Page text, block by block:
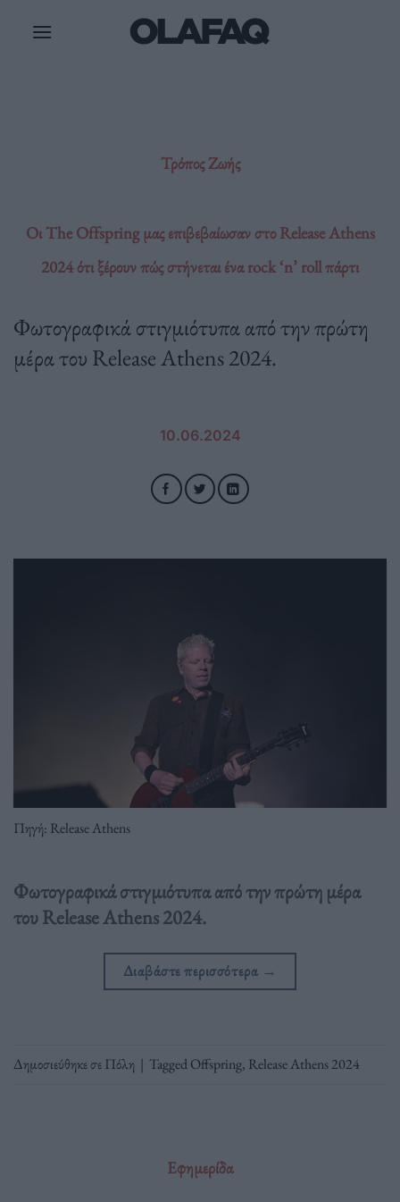
Τρόπος Ζωής
Οι The Offspring μας επιβεβαίωσαν στο Release Athens
2024 ότι ξέρουν πώς στήνεται ένα rock ‘n’ roll πάρτι
Φωτογραφικά στιγμιότυπα από την πρώτη
μέρα του Release Athens 2024.
10.06.2024
Πηγή: Release Athens
Φωτογραφικά στιγμιότυπα από την πρώτη μέρα
του Release Athens 2024.
Διαβάστε περισσότερα →
Δημοσιεύθηκε σεΠόλη | TaggedOffspring, Release Athens 2024
Εφημερίδα